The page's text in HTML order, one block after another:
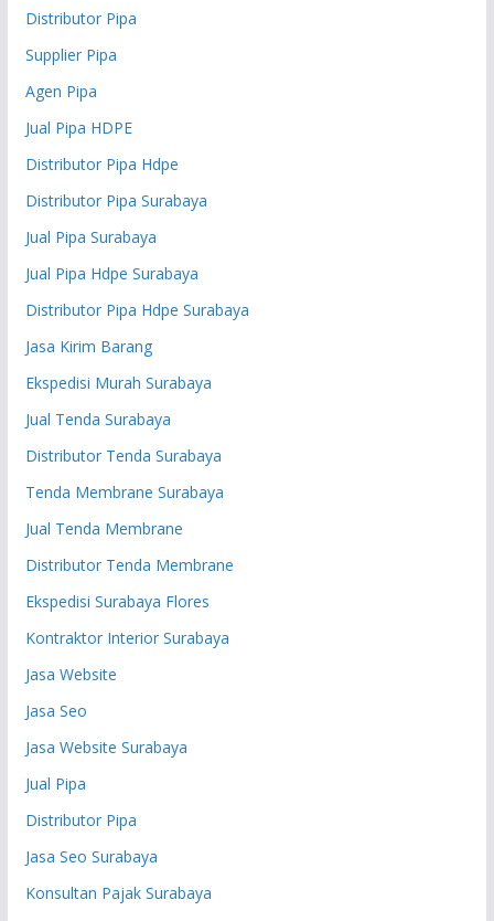
Distributor Pipa
Supplier Pipa
Agen Pipa
Jual Pipa HDPE
Distributor Pipa Hdpe
Distributor Pipa Surabaya
Jual Pipa Surabaya
Jual Pipa Hdpe Surabaya
Distributor Pipa Hdpe Surabaya
Jasa Kirim Barang
Ekspedisi Murah Surabaya
Jual Tenda Surabaya
Distributor Tenda Surabaya
Tenda Membrane Surabaya
Jual Tenda Membrane
Distributor Tenda Membrane
Ekspedisi Surabaya Flores
Kontraktor Interior Surabaya
Jasa Website
Jasa Seo
Jasa Website Surabaya
Jual Pipa
Distributor Pipa
Jasa Seo Surabaya
Konsultan Pajak Surabaya